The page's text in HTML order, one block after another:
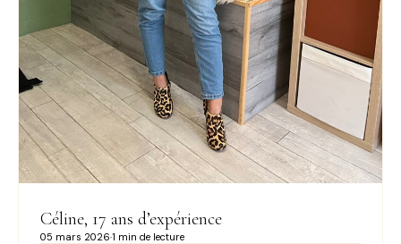
Céline, 17 ans d’expérience
05 mars 2026·1 min de lecture